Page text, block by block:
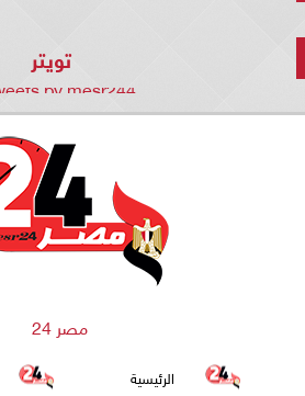
تويتر
by mesr244
مصر 24
الرئيسية